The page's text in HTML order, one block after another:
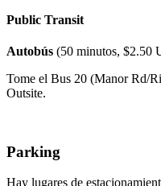
Public Transit
Autobús (50 minutos, $2.50
Tome el Bus 20 (Manor Rd/
Outsite.
Parking
Hay lugares de